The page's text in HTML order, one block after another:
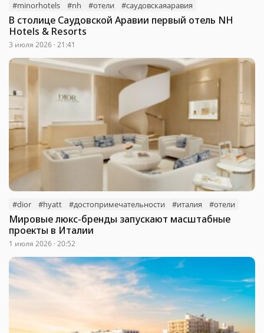
#minorhotels #nh #отели #саудовскаяаравия
В столице Саудовской Аравии первый отель NH
Hotels & Resorts
3 июля 2026 · 21:41
#dior #hyatt #достопримечательности #италия #отели
Мировые люкс-бренды запускают масштабные
проекты в Италии
1 июля 2026 · 20:52